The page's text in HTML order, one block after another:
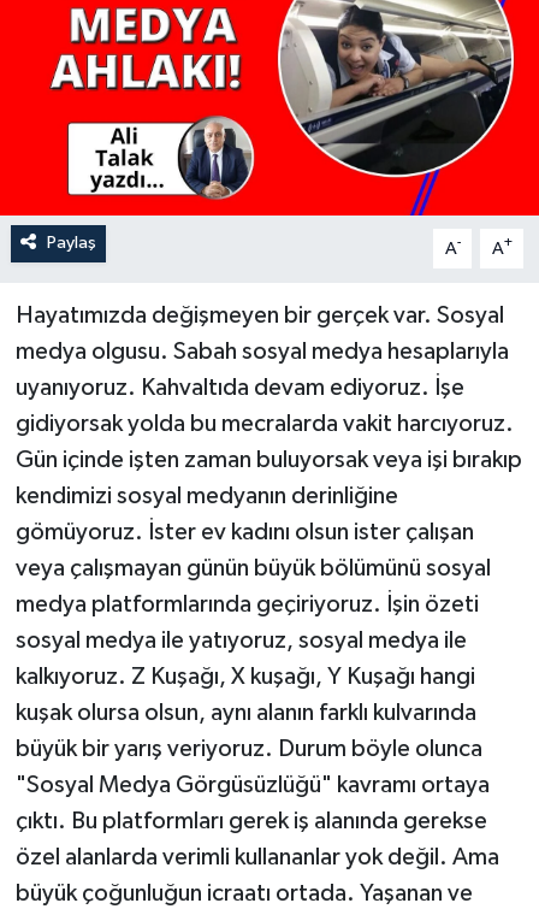
Paylaş A- A+
Hayatımızda değişmeyen bir gerçek var. Sosyal
medya olgusu. Sabah sosyal medya hesaplarıyla
uyanıyoruz. Kahvaltıda devam ediyoruz. İşe
gidiyorsak yolda bu mecralarda vakit harcıyoruz.
Gün içinde işten zaman buluyorsak veya işi bırakıp
kendimizi sosyal medyanın derinliğine
gömüyoruz. İster ev kadını olsun ister çalışan
veya çalışmayan günün büyük bölümünü sosyal
medya platformlarında geçiriyoruz. İşin özeti
sosyal medya ile yatıyoruz, sosyal medya ile
kalkıyoruz. Z Kuşağı, X kuşağı, Y Kuşağı hangi
kuşak olursa olsun, aynı alanın farklı kulvarında
büyük bir yarış veriyoruz. Durum böyle olunca
"Sosyal Medya Görgüsüzlüğü" kavramı ortaya
çıktı. Bu platformları gerek iş alanında gerekse
özel alanlarda verimli kullananlar yok değil. Ama
büyük çoğunluğun icraatı ortada. Yaşanan ve